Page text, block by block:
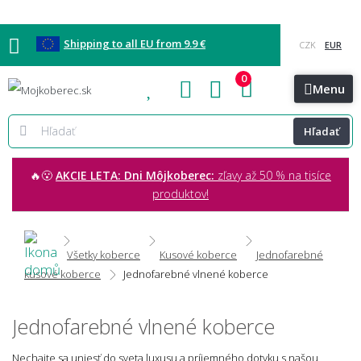
Shipping to all EU from 9.9 €
Blog Kontakt Menu
Hľadať
0
🔥😮 AKCIE LETA: Dni Môjkoberec: zľavy až 50 % na tisíce
produktov!
Všetky koberce Kusové koberce
Jednofarebné
kusové koberce
Jednofarebné vlnené koberce
Jednofarebné vlnené koberce
Nechajte sa uniesť do sveta luxusu a príjemného dotyku s našou